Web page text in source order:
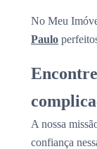
No Meu
Paulo
A nossa
confiança